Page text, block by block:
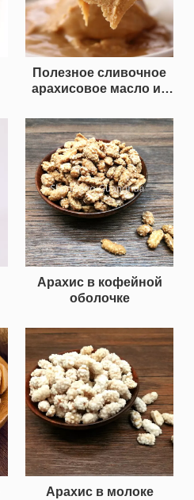
Полезное сливочное
арахисовое масло из
Гуанхуа
Арахис в кофейной
оболочке
Арахис в молоке